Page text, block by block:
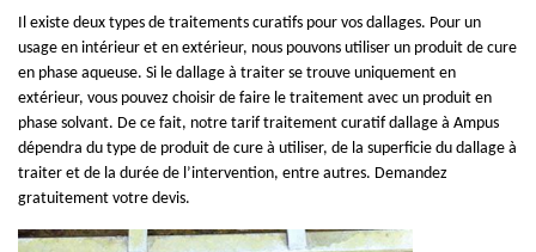
Il existe deux types de traitements curatifs pour vos dallages. Pour un
usage en intérieur et en extérieur, nous pouvons utiliser un produit de cure
en phase aqueuse. Si le dallage à traiter se trouve uniquement en
extérieur, vous pouvez choisir de faire le traitement avec un produit en
phase solvant. De ce fait, notre tarif traitement curatif dallage à Ampus
dépendra du type de produit de cure à utiliser, de la superficie du dallage à
traiter et de la durée de l’intervention, entre autres. Demandez
gratuitement votre devis.